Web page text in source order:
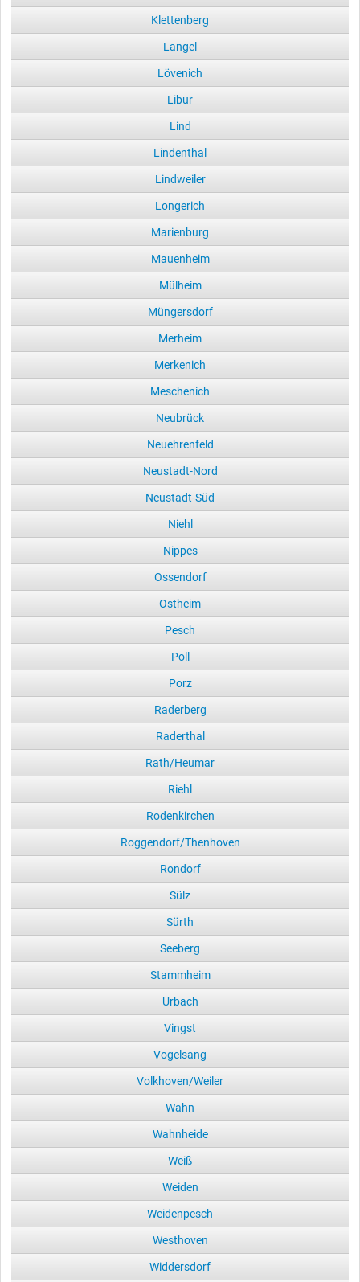
Klettenberg
Langel
Lövenich
Libur
Lind
Lindenthal
Lindweiler
Longerich
Marienburg
Mauenheim
Mülheim
Müngersdorf
Merheim
Merkenich
Meschenich
Neubrück
Neuehrenfeld
Neustadt-Nord
Neustadt-Süd
Niehl
Nippes
Ossendorf
Ostheim
Pesch
Poll
Porz
Raderberg
Raderthal
Rath/Heumar
Riehl
Rodenkirchen
Roggendorf/Thenhoven
Rondorf
Sülz
Sürth
Seeberg
Stammheim
Urbach
Vingst
Vogelsang
Volkhoven/Weiler
Wahn
Wahnheide
Weiß
Weiden
Weidenpesch
Westhoven
Widdersdorf